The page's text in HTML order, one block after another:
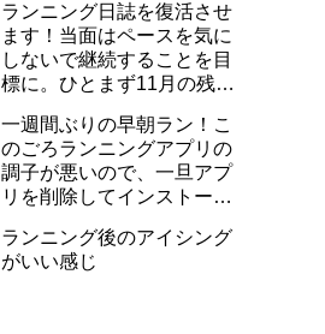
ランニング日誌を復活させ
ます！当面はペースを気に
しないで継続することを目
標に。ひとまず11月の残り
ロ走りたいなー。
一週間ぶりの早朝ラン！こ
のごろランニングアプリの
調子が悪いので、一旦アプ
リを削除してインストール
ランニング後のアイシング
がいい感じ